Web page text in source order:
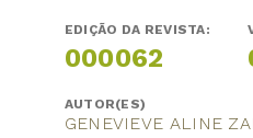
EDIÇÃO DA REVISTA:
000062
AUTOR(ES)
GENEVIEVE ALINE